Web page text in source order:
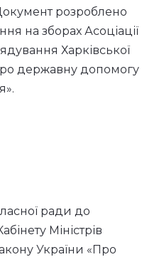
розроблено
на зборах Асоціації
Харківської
державну допомогу
ради до
Міністрів
України «Про